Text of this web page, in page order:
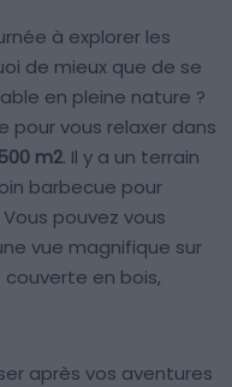
à explorer les
de mieux que de se
en pleine nature ?
pour vous relaxer dans
m2. Il y a un terrain
barbecue pour
pouvez vous
vue magnifique sur
en bois,
après vos aventures